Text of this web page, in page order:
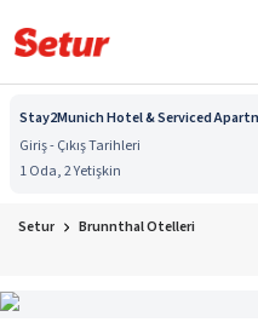
Stay2Munich Hotel & Serviced
Giriş - Çıkış Tarihleri
1 Oda, 2 Yetişkin
Setur Brunnthal Otelleri